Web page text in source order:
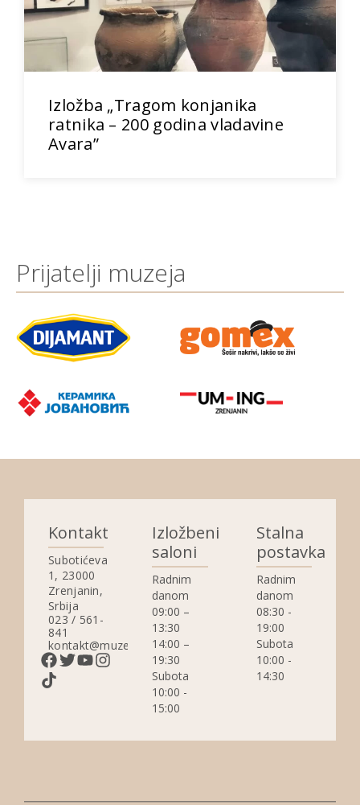
Izložba „Tragom konjanika
ratnika – 200 godina vladavine
Avara”
Prijatelji muzeja
Kontakt
Subotićeva
1, 23000
Zrenjanin,
Srbija
023 / 561-
841
kontakt@muzejzrenjanin.org.rs
Izložbeni
saloni
Radnim
danom
09:00 –
13:30
14:00 –
19:30
Subota
10:00 -
15:00
Stalna
postavka
Radnim
danom
08:30 -
19:00
Subota
10:00 -
14:30